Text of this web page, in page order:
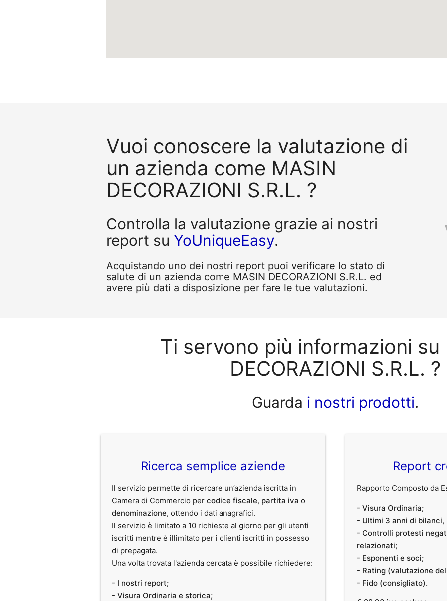
Vuoi conoscere la valutazione di
un azienda come MASIN
DECORAZIONI S.R.L. ?
Controlla la valutazione grazie ai nostri
report su YoUniqueEasy.
Acquistando uno dei nostri report puoi verificare lo stato di
salute di un azienda come MASIN DECORAZIONI S.R.L. ed
avere più dati a disposizione per fare le tue valutazioni.
Ti servono più informazioni su
DECORAZIONI S.R.L. ?
Guarda i nostri prodotti.
Ricerca semplice aziende
Il servizio permette di ricercare un’azienda iscritta in
Camera di Commercio percodice fiscale, partita iva o
denominazione, ottendo i dati anagrafici.
Il servizio è limitato a 10 richieste al giorno per gli utenti
iscritti mentre è illimitato per i clienti iscritti in possesso
di prepagata.
Una volta trovata l'azienda cercata è possibile richiedere:
- I nostri report;
- Visura Ordinaria e storica;
Report
Rapporto Composto da
- Visura Ordinaria;
- Ultimi 3 anni di bilanci,
- Controlli protesti
relazionati;
- Esponenti e soci;
- Rating (valutazione
- Fido (consigliato).